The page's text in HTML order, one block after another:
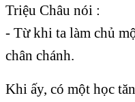
Triệu Châu nói :
- Từ khi ta làm chủ
chân chánh.
Khi ấy, có một học